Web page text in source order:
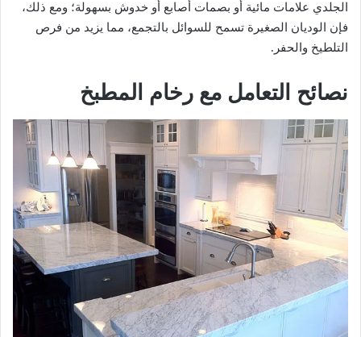
الجلدي علامات مائية أو بصمات أصابع أو خدوش بسهولة؛ ومع ذلك،
فإن الوديان الصغيرة تسمح للسوائل بالتجمع، مما يزيد من فرص
التلطيخ والحفر.
نصائح التعامل مع رخام المطبخ